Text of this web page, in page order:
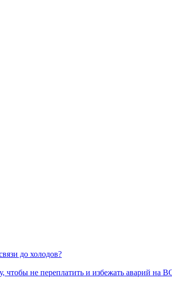
до холодов?
не переплатить и избежать аварий на